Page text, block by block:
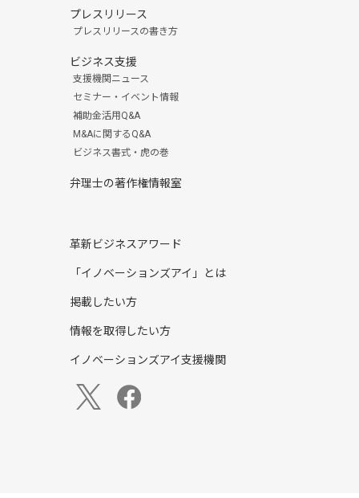
プレスリリース
プレスリリースの書き方
ビジネス支援
支援機関ニュース
セミナー・イベント情報
補助金活用Q&A
M&Aに関するQ&A
ビジネス書式・虎の巻
弁理士の著作権情報室
革新ビジネスアワード
「イノベーションズアイ」とは
掲載したい方
情報を取得したい方
イノベーションズアイ支援機関